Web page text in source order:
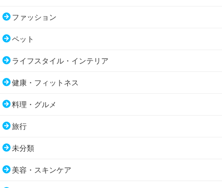
ファッション
ペット
ライフスタイル・インテリア
健康・フィットネス
料理・グルメ
旅行
未分類
美容・スキンケア